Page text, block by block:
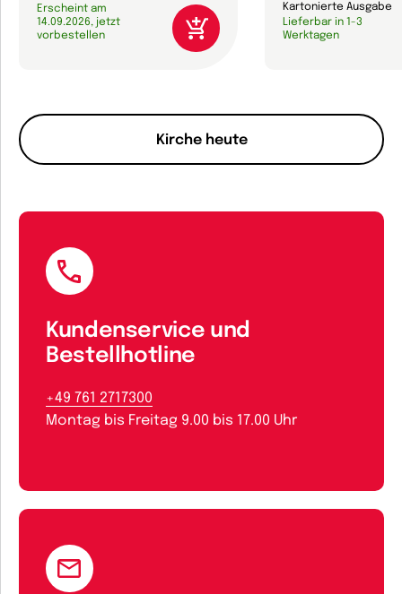
Kirche heute
Erscheint am
14.09.2026, jetzt
vorbestellen
Kartonierte Ausgabe
Lieferbar in 1-3
Werktagen
Kundenservice und
Bestellhotline
+49 761 2717300
Montag bis Freitag 9.00 bis 17.00 Uhr